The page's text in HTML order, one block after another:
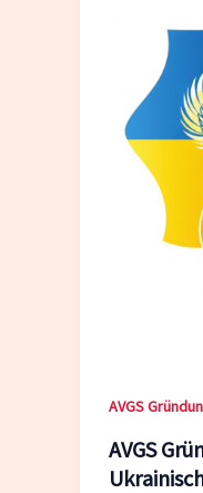
AVGS
AVGS